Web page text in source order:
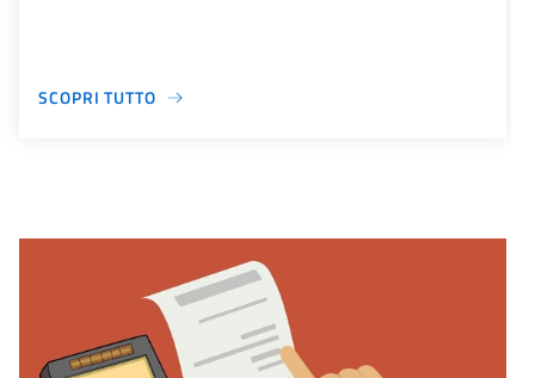
SCOPRI TUTTO